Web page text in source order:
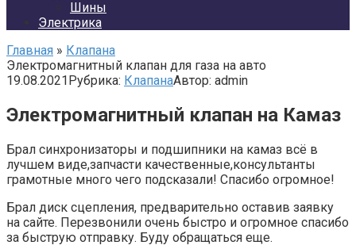
Шины
Электрика
Главная » Клапана
Электромагнитный клапан для газа на авто
19.08.2021Рубрика: КлапанаАвтор: admin
Электромагнитный клапан на Камаз
Брал синхронизаторы и подшипники на камаз всё в
лучшем виде,запчасти качественные,консультанты
грамотные много чего подсказали! Спасибо огромное!
Брал диск сцепления, предварительно оставив заявку
на сайте. Перезвонили очень быстро и огромное спасибо
за быструю отправку. Буду обращаться еще.